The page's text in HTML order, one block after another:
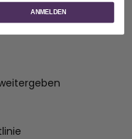
ANMELDEN